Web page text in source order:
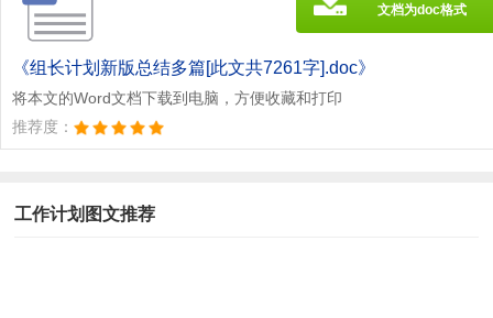
《组长计划新版总结多篇[此文共7261字].doc》
将本文的Word文档下载到电脑，方便收藏和打印
推荐度：
文档为doc格式
工作计划图文推荐